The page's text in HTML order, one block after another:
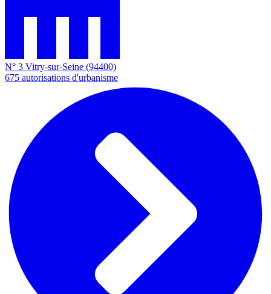
N° 3 Vitry-sur-Seine (94400)
675 autorisations d'urbanisme